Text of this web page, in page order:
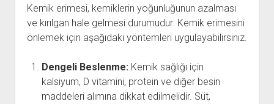
Kemik erimesi, kemiklerin yoğunluğunun azalması
ve kırılgan hale gelmesi durumudur. Kemik erimesini
önlemek için aşağıdaki yöntemleri uygulayabilirsiniz.
Dengeli Beslenme: Kemik sağlığı için
kalsiyum, D vitamini, protein ve diğer besin
maddeleri alımına dikkat edilmelidir. Süt,